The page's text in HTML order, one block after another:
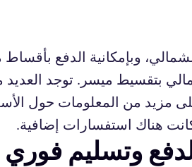
وبإمكانية الدفع
بتقسيط ميسر. توجد العديد
مزيد من المعلومات حول
هناك استفسارات إضافية.
وتسليم فوري